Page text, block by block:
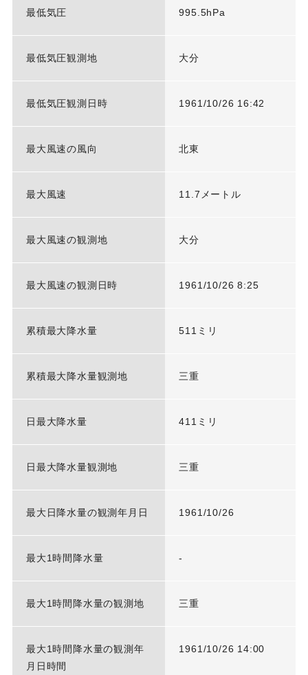
最低気圧 995.5hPa
最低気圧観測地 大分
最低気圧観測日時 1961/10/26 16:42
最大風速の風向 北東
最大風速 11.7メートル
最大風速の観測地 大分
最大風速の観測日時 1961/10/26 8:25
累積最大降水量 511ミリ
累積最大降水量観測地 三重
日最大降水量 411ミリ
日最大降水量観測地 三重
最大日降水量の観測年月日 1961/10/26
最大1時間降水量 -
最大1時間降水量の観測地 三重
最大1時間降水量の観測年
月日時間
1961/10/26 14:00